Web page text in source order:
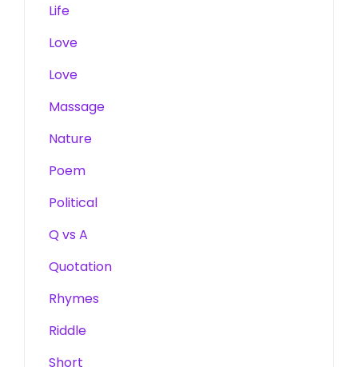
Life
Love
Love
Massage
Nature
Poem
Political
Q vs A
Quotation
Rhymes
Riddle
Short